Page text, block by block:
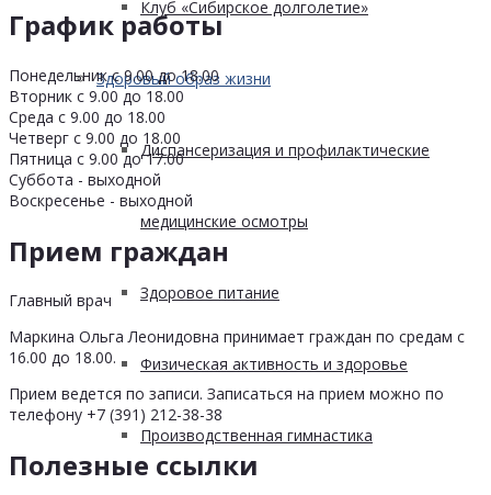
Клуб «Сибирское долголетие»
Здоровый образ жизни
Диспансеризация и профилактические
медицинские осмотры
Здоровое питание
Физическая активность и здоровье
Производственная гимнастика
График работы
Понедельник с 9.00 до 18.00
Вторник с 9.00 до 18.00
Среда с 9.00 до 18.00
Четверг с 9.00 до 18.00
Пятница с 9.00 до 17.00
Суббота - выходной
Воскресенье - выходной
Прием граждан
Главный врач
Маркина Ольга Леонидовна принимает граждан по средам с
16.00 до 18.00.
Прием ведется по записи. Записаться на прием можно по
телефону +7 (391) 212-38-38
Полезные ссылки